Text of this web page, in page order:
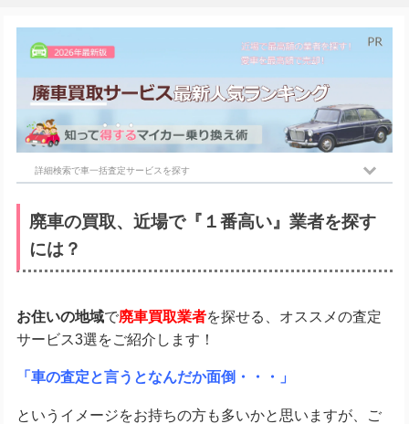
詳細検索で車一括査定サービスを探す
廃車の買取、近場で『１番高い』業者を探す
には？
お住いの地域で廃車買取業者を探せる、オススメの査定
サービス3選をご紹介します！
「車の査定と言うとなんだか面倒・・・」
というイメージをお持ちの方も多いかと思いますが、ご